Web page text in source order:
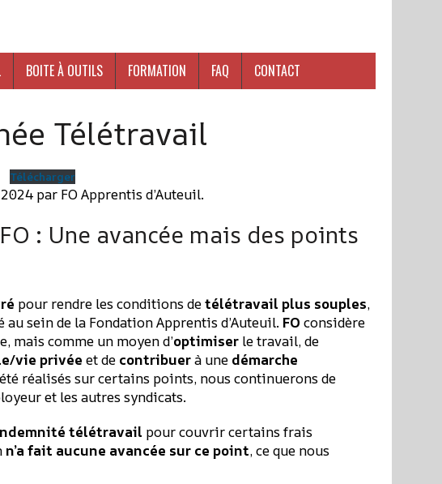
BOITE À OUTILS FORMATION FAQ CONTACT
Télétravail
Télécharger
par FO Apprentis d’Auteuil.
: Une avancée mais des points
pour rendre les conditions detélétravail plus souples,
au sein de la Fondation Apprentis d’Auteuil.FO considère
mais comme un moyen d’optimiser le travail, de
vie privée et de contribuerà une démarche
réalisés sur certains points, nous continuerons de
et les autres syndicats.
télétravail pour couvrir certains frais
n’a fait aucune avancée sur ce point, ce que nous